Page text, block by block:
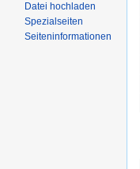
Datei hochladen
Spezialseiten
Seiteninformationen